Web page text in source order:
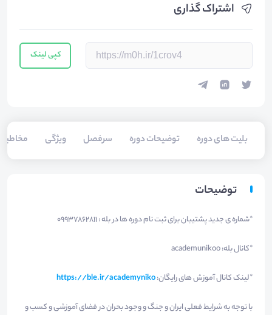
اشتراک گذاری
کپی لینک
بلیت های دوره توضیحات دوره سرفصل ویژگی
توضیحات
*شماره ی جدید پشتیبان برای ثبت نام دوره ها در بله : 09937862811
*کانال بله: academunikoo
*لینک کانال آموزش های رایگان:https://ble.ir/academyniko
با توجه به شرایط فعلی ایران و جنگ و وجود بحران در فضای آموزشی و کسب و